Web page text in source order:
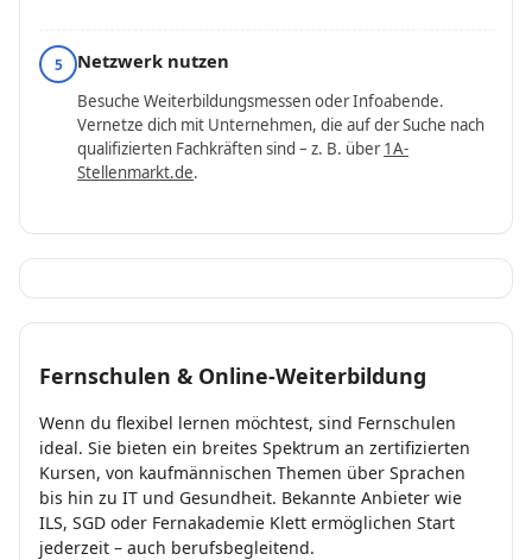
5 Netzwerk nutzen
Besuche Weiterbildungs­messen oder Infoabende.
Vernetze dich mit Unternehmen, die auf der Suche nach
qualifizierten Fachkräften sind – z. B. über1A-
Stellenmarkt.de.
Fernschulen & Online-Weiterbildung
Wenn du flexibel lernen möchtest, sind Fernschulen
ideal. Sie bieten ein breites Spektrum an zertifizierten
Kursen, von kaufmännischen Themen über Sprachen
bis hin zu IT und Gesundheit. Bekannte Anbieter wie
ILS, SGD oder Fernakademie Klett ermöglichen Start
jederzeit – auch berufsbegleitend.